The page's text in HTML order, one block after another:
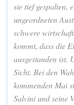
sie tief gespalten,
ungeordneten
schwere
kommt, dass die
ausgestanden ist.
Sicht. Bei den
kommenden Mai
Salvini und seine